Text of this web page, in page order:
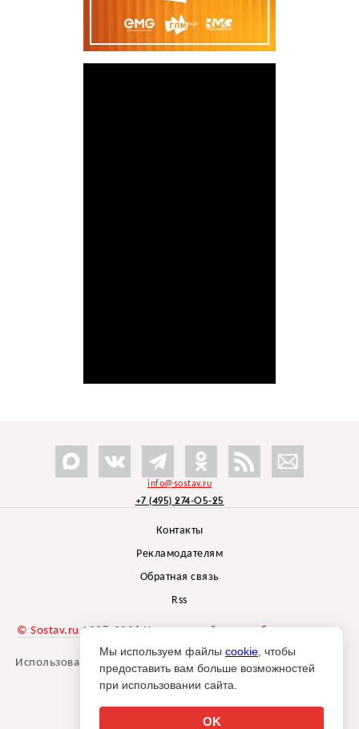
info@sostav.ru
+7 (495) 274-05-25
Контакты
Рекламодателям
Обратная связь
Rss
© Sostav.ru 1998-2026 Независимый проектбрендингового
агентства Depot
Использование материалов Sostav.ru допустимо только при
указании источника.
18+
Мы используем файлы cookie , чтобы
предоставить вам больше возможностей
при использовании сайта.
OK